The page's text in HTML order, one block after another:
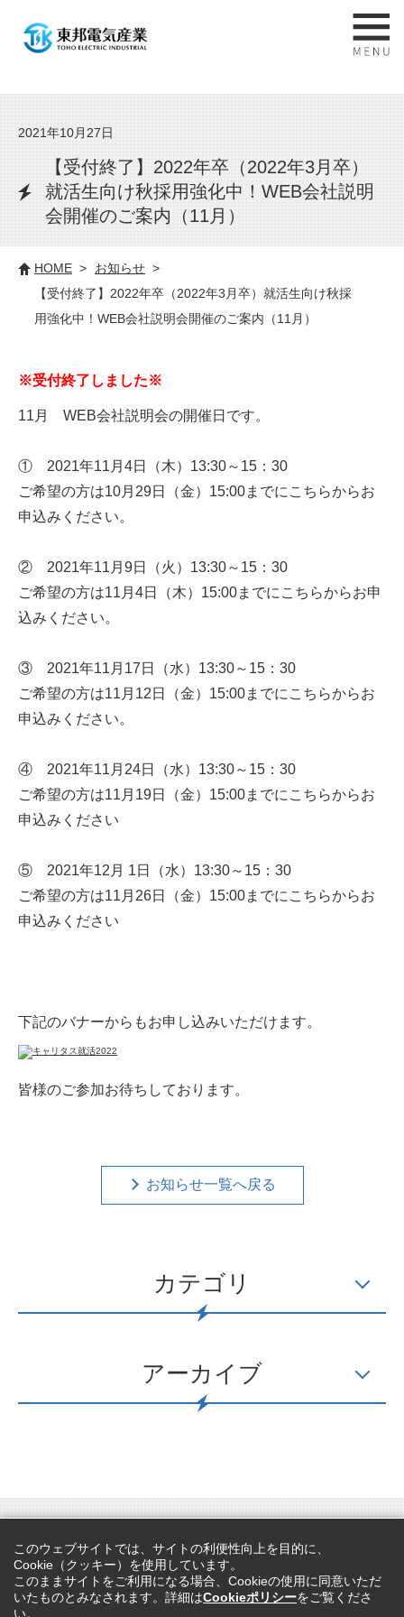
2021年10月27日
【受付終了】2022年卒（2022年3月卒）
就活生向け秋採用強化中！WEB会社説明
会開催のご案内（11月）
HOME
お知らせ
【受付終了】2022年卒（2022年3月卒）就活生向け秋採
用強化中！WEB会社説明会開催のご案内（11月）
※受付終了しました※
11月 WEB会社説明会の開催日です。
① 2021年11月4日（木）13:30～15：30
ご希望の方は10月29日（金）15:00までにこちらからお
申込みください。
② 2021年11月9日（火）13:30～15：30
ご希望の方は11月4日（木）15:00までにこちらからお申
込みください。
③ 2021年11月17日（水）13:30～15：30
ご希望の方は11月12日（金）15:00までにこちらからお
申込みください。
④ 2021年11月24日（水）13:30～15：30
ご希望の方は11月19日（金）15:00までにこちらからお
申込みください
⑤ 2021年12月 1日（水）13:30～15：30
ご希望の方は11月26日（金）15:00までにこちらからお
申込みください
下記のバナーからもお申し込みいただけます。
皆様のご参加お待ちしております。
お知らせ一覧へ戻る
カテゴリ
アーカイブ
Cookieポリシー サイトマップ
このウェブサイトでは、サイトの利便性向上を目的に、
Cookie（クッキー）を使用しています。
このままサイトをご利用になる場合、Cookieの使用に同意いただ
いたものとみなされます。詳細はCookieポリシーをご覧くださ
い。